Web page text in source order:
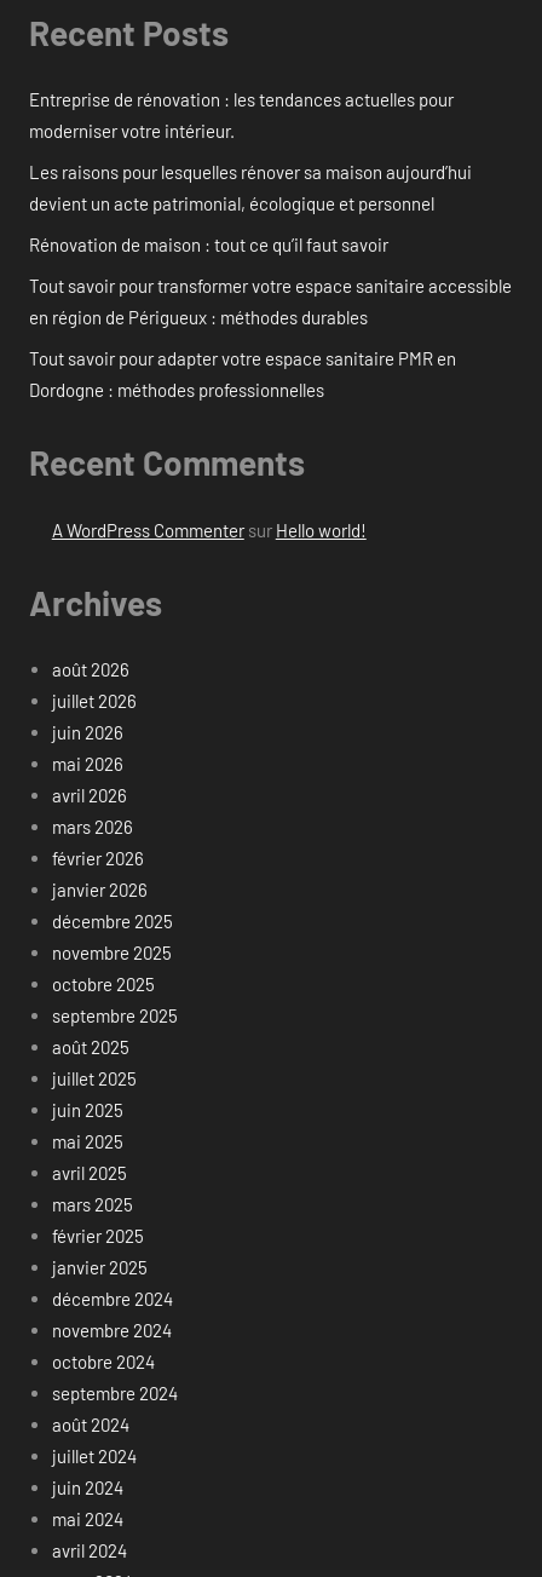
Recent Posts
Entreprise de rénovation : les tendances actuelles pour
moderniser votre intérieur.
Les raisons pour lesquelles rénover sa maison aujourd’hui
devient un acte patrimonial, écologique et personnel
Rénovation de maison : tout ce qu’il faut savoir
Tout savoir pour transformer votre espace sanitaire accessible
en région de Périgueux : méthodes durables
Tout savoir pour adapter votre espace sanitaire PMR en
Dordogne : méthodes professionnelles
Recent Comments
A WordPress Commentersur Hello world!
Archives
août 2026
juillet 2026
juin 2026
mai 2026
avril 2026
mars 2026
février 2026
janvier 2026
décembre 2025
novembre 2025
octobre 2025
septembre 2025
août 2025
juillet 2025
juin 2025
mai 2025
avril 2025
mars 2025
février 2025
janvier 2025
décembre 2024
novembre 2024
octobre 2024
septembre 2024
août 2024
juillet 2024
juin 2024
mai 2024
avril 2024